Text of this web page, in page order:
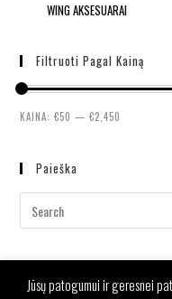
WING AKSESUARAI
Filtruoti Pagal Kainą
KAINA:€50 —€2,450
Paieška
Jūsų patogumui ir geresnei